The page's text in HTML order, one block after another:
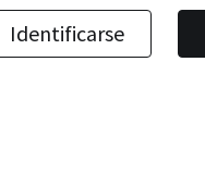
Identificarse